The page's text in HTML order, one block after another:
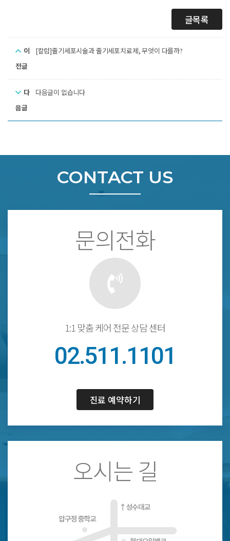
글목록
이
전글
[칼럼]줄기세포시술과 줄기세포치료제, 무엇이 다를까?
다
음글
다음글이 없습니다
CONTACT US
문의전화
1:1 맞춤 케어 전문 상담 센터
02.511.1101
진료 예약하기
오시는 길